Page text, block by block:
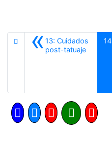
«13: Cuidados
post-tatuajeAnterior
14